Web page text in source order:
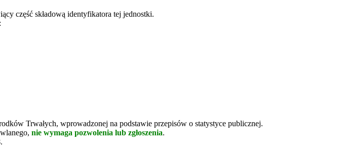
część składową identyfikatora tej jednostki.
Trwałych, wprowadzonej na podstawie przepisów o statystyce publicznej.
nie wymaga pozwolenia lub zgłoszenia.